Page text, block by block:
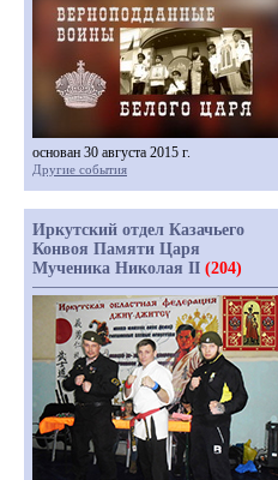
основан 30 августа 2015 г.
Другие события
Иркутский отдел Казачьего
Конвоя Памяти Царя
Мученика Николая II (204)